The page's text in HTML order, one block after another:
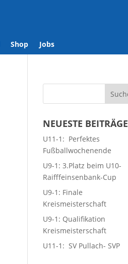
Shop Jobs
NEUESTE BEITRÄGE
U11-1: Perfektes
Fußballwochenende
U9-1: 3.Platz beim U10-
Raifffeinsenbank-Cup
U9-1: Finale
Kreismeisterschaft
U9-1: Qualifikation
Kreismeisterschaft
U11-1: SV Pullach- SVP